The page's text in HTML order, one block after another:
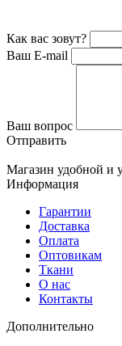
Как вас зовут?
Ваш E-mail
Ваш вопрос
Отправить
Магазин удобной и
Информация
Гарантии
Доставка
Оплата
Оптовикам
Ткани
О нас
Контакты
Дополнительно